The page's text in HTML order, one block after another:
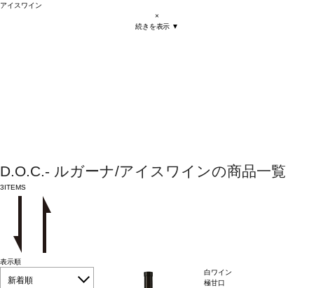
アイスワイン
×
続きを表示 ▼
D.O.C.- ルガーナ/アイスワインの商品一覧
3ITEMS
表示順
新着順
白ワイン
極甘口